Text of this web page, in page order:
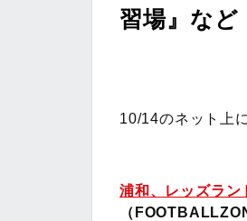
習場』など
10/14のネット上
浦和、レッズラ
（